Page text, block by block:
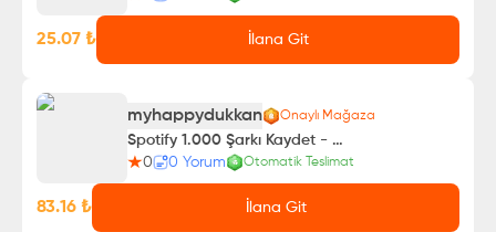
25.07 ₺ İlana Git
myhappydukkan Onaylı Mağaza
Spotify 1.000 Şarkı Kaydet - Global Kullanıcılar
0
0 Yorum Otomatik Teslimat
83.16 ₺ İlana Git